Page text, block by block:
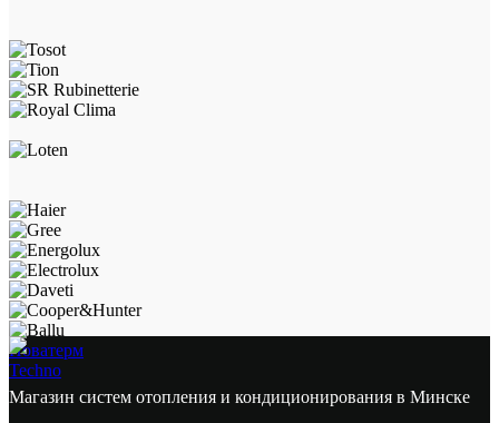
Новатерм
Techno
Магазин систем отопления и кондиционирования в Минске